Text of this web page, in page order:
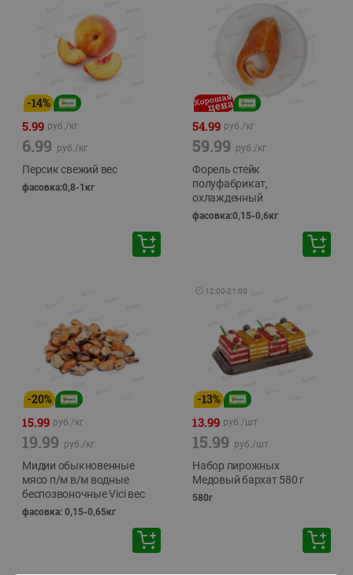
-14%
5.99 руб./кг
6.99 руб./кг
Персик свежий вес
фасовка:0,8-1кг
54.99 руб./кг
59.99 руб./кг
Форель стейк
полуфабрикат,
охлажденный
фасовка:0,15-0,6кг
-20%
15.99 руб./кг
19.99 руб./кг
Мидии обыкновенные
мясо п/м в/м водные
беспозвоночные Vici вес
фасовка: 0,15-0,65кг
🕘 12:00-21:00
-13%
13.99 руб./шт
15.99 руб./шт
Набор пирожных
Медовый бархат 580 г
580г